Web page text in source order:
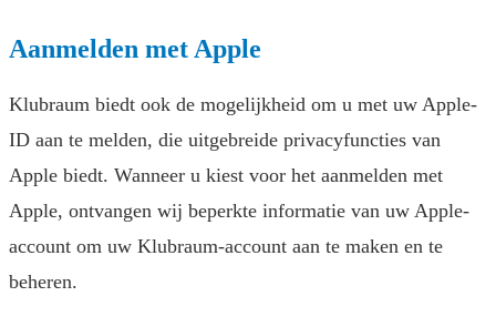
Aanmelden met Apple
Klubraum biedt ook de mogelijkheid om u met uw Apple-
ID aan te melden, die uitgebreide privacyfuncties van
Apple biedt. Wanneer u kiest voor het aanmelden met
Apple, ontvangen wij beperkte informatie van uw Apple-
account om uw Klubraum-account aan te maken en te
beheren.